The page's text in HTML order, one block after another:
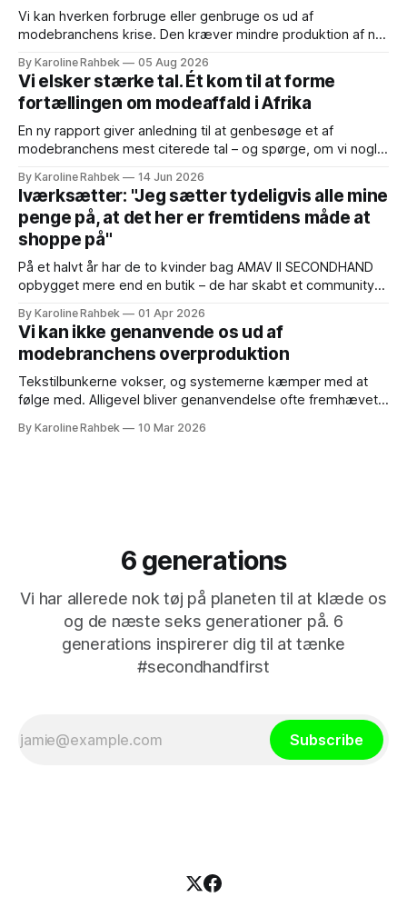
Vi kan hverken forbruge eller genbruge os ud af
modebranchens krise. Den kræver mindre produktion af nyt
Copenhagen Fashion Week i denne uge løber af stablen,
mødes branchen endnu en gang om nye kollektioner og
spørgsmålet om, hvordan fremtidens
By Karoline Rahbek 05 Aug 2026
Vi elsker stærke tal. Ét kom til at forme
fortællingen om modeaffald i Afrika
En ny rapport giver anledning til at genbesøge et af
modebranchens mest citerede tal – og spørge, om vi nogle
få tal, der har sat sig så fast i den globale debat om mode
som dette: Omkring 40 procent af det brugte
By Karoline Rahbek 14 Jun 2026
Iværksætter: "Jeg sætter tydeligvis alle mine
penge på, at det her er fremtidens måde at
shoppe på"
På et halvt år har de to kvinder bag AMAV II SECONDHAND
opbygget mere end en butik – de har skabt et community
den lille trappe til AMAV II SECONDHAND i starten af Strædet
i det centrale København, mærker
By Karoline Rahbek 01 Apr 2026
Vi kan ikke genanvende os ud af
modebranchens overproduktion
Tekstilbunkerne vokser, og systemerne kæmper med at
følge med. Alligevel bliver genanvendelse ofte fremhævet
bruge det tøj, der allerede findes, meget længere. Der er
By Karoline Rahbek 10 Mar 2026
6 generations
Vi har allerede nok tøj på planeten til at klæde os
og de næste seks generationer på. 6
generations inspirerer dig til at tænke
#secondhandfirst
Subscribe